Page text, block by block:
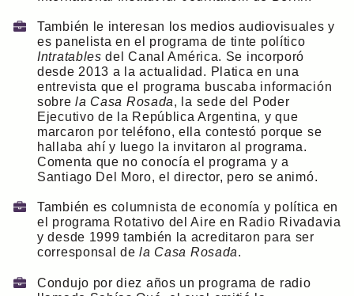
También le interesan los medios audiovisuales y
es panelista en el programa de tinte político
Intratables del Canal América. Se incorporó
desde 2013 a la actualidad. Platica en una
entrevista que el programa buscaba información
sobrela Casa Rosada, la sede del Poder
Ejecutivo de la República Argentina, y que
marcaron por teléfono, ella contestó porque se
hallaba ahí y luego la invitaron al programa.
Comenta que no conocía el programa y a
Santiago Del Moro, el director, pero se animó.
También es columnista de economía y política en
el programa Rotativo del Aire en Radio Rivadavia
y desde 1999 también la acreditaron para ser
corresponsal dela Casa Rosada.
Condujo por diez años un programa de radio